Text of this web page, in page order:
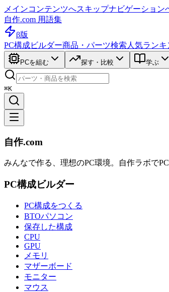
メインコンテンツへスキップナビゲーション
自作.com 用語集
β版
PC構成ビルダー商品・パーツ検索 人気ラン
PCを組む 探す・比較 学ぶ
⌘K
自作.com
みんなで作る、理想のPC環境。 自作ラボで
PC構成ビルダー
PC構成をつくる
BTOパソコン
保存した構成
CPU
GPU
メモリ
マザーボード
モニター
マウス